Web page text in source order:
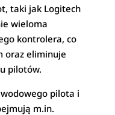
taki jak Logitech
wieloma
kontrolera, co
oraz eliminuje
pilotów.
pilota i
m.in.